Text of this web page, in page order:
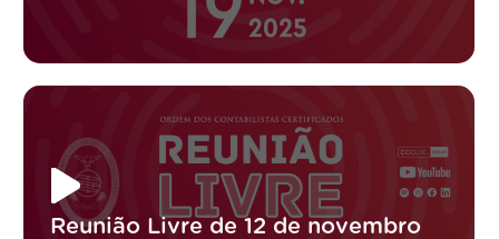
Reunião Livre de 12 de novembro